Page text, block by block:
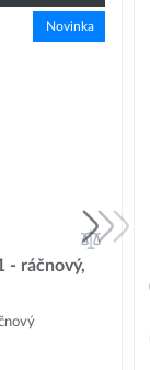
Novinka
- ráčnový,